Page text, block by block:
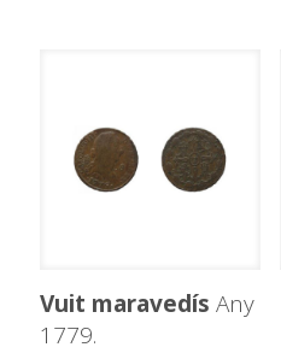
Vuit maravedís Any
1779.